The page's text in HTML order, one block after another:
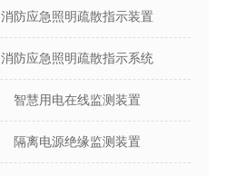
消防应急照明疏散指示装置
消防应急照明疏散指示系统
智慧用电在线监测装置
隔离电源绝缘监测装置